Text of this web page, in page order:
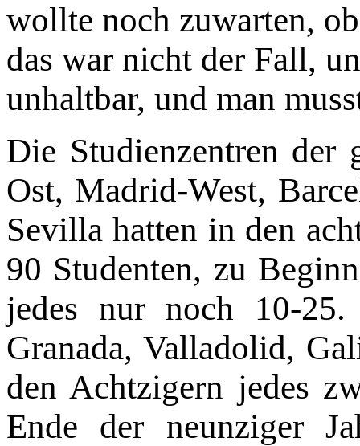
wollte noch zuwarten,
das war nicht der Fall,
unhaltbar, und man
Die Studienzentren der
Ost, Madrid-West,
Sevilla hatten in den
90 Studenten, zu
jedes nur noch 10-25.
Grana­da, Valladolid,
den Achtzigern jedes
Ende der neunziger